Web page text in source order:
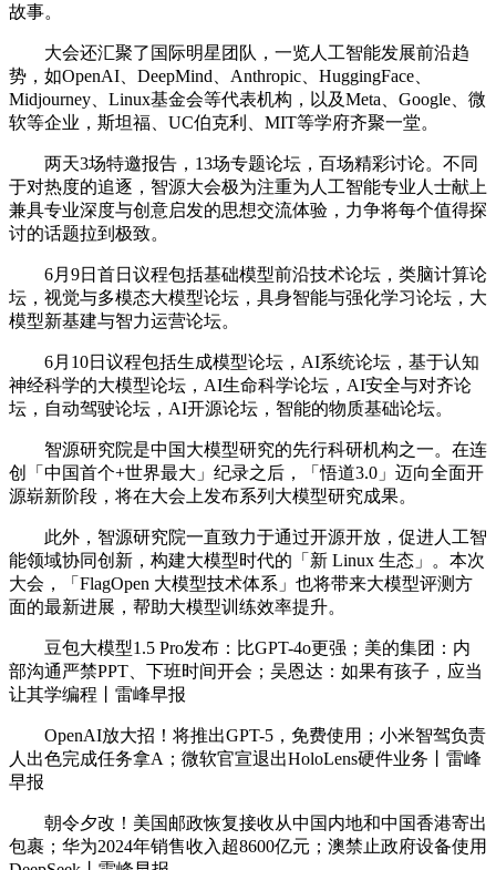
故事。
大会还汇聚了国际明星团队，一览人工智能发展前沿趋
势，如OpenAI、DeepMind、Anthropic、HuggingFace、
Midjourney、Linux基金会等代表机构，以及Meta、Google、微
软等企业，斯坦福、UC伯克利、MIT等学府齐聚一堂。
两天3场特邀报告，13场专题论坛，百场精彩讨论。不同
于对热度的追逐，智源大会极为注重为人工智能专业人士献上
兼具专业深度与创意启发的思想交流体验，力争将每个值得探
讨的话题拉到极致。
6月9日首日议程包括基础模型前沿技术论坛，类脑计算论
坛，视觉与多模态大模型论坛，具身智能与强化学习论坛，大
模型新基建与智力运营论坛。
6月10日议程包括生成模型论坛，AI系统论坛，基于认知
神经科学的大模型论坛，AI生命科学论坛，AI安全与对齐论
坛，自动驾驶论坛，AI开源论坛，智能的物质基础论坛。
智源研究院是中国大模型研究的先行科研机构之一。在连
创「中国首个+世界最大」纪录之后，「悟道3.0」迈向全面开
源崭新阶段，将在大会上发布系列大模型研究成果。
此外，智源研究院一直致力于通过开源开放，促进人工智
能领域协同创新，构建大模型时代的「新 Linux 生态」。本次
大会，「FlagOpen 大模型技术体系」也将带来大模型评测方
面的最新进展，帮助大模型训练效率提升。
豆包大模型1.5 Pro发布：比GPT-4o更强；美的集团：内
部沟通严禁PPT、下班时间开会；吴恩达：如果有孩子，应当
让其学编程丨雷峰早报
OpenAI放大招！将推出GPT-5，免费使用；小米智驾负责
人出色完成任务拿A；微软官宣退出HoloLens硬件业务丨雷峰
早报
朝令夕改！美国邮政恢复接收从中国内地和中国香港寄出
包裹；华为2024年销售收入超8600亿元；澳禁止政府设备使用